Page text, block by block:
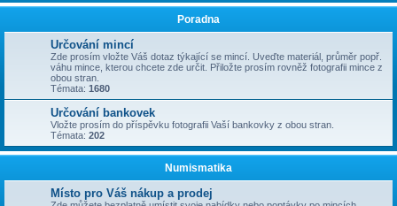
Poradna
Určování mincí
Zde prosím vložte Váš dotaz týkající se mincí. Uveďte materiál, průměr popř.
váhu mince, kterou chcete zde určit. Přiložte prosím rovněž fotografii mince z
obou stran.
Témata: 1680
Určování bankovek
Vložte prosím do příspěvku fotografii Vaší bankovky z obou stran.
Témata: 202
Numismatika
Místo pro Váš nákup a prodej